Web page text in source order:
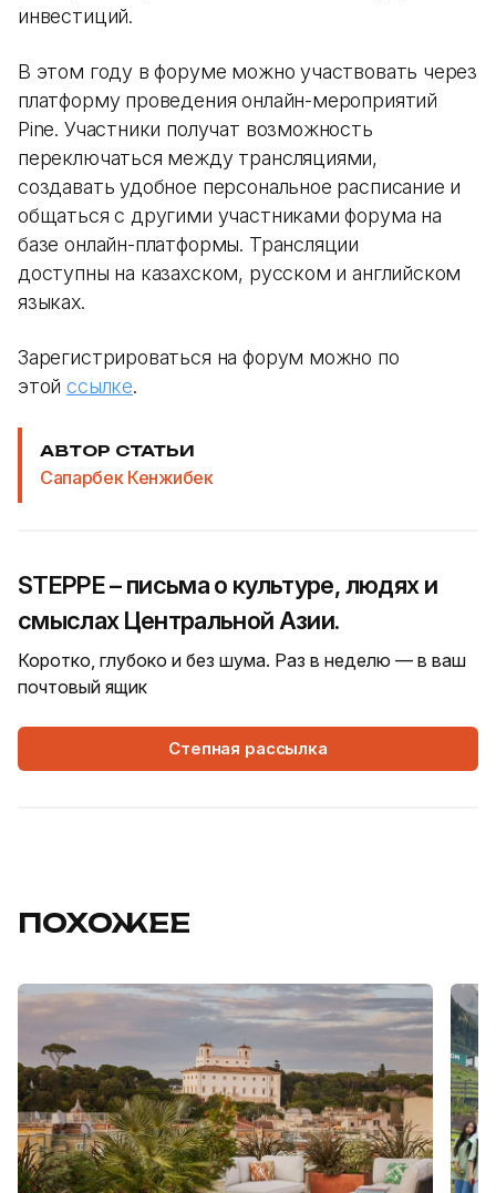
инвестиций.
В этом году в форуме можно участвовать через
платформу проведения онлайн-мероприятий
Pine. Участники получат возможность
переключаться между трансляциями,
создавать удобное персональное расписание и
общаться с другими участниками форума на
базе онлайн-платформы. Трансляции
доступны на казахском, русском и английском
языках.
Зарегистрироваться на форум можно по
этойссылке.
АВТОР СТАТЬИ
Сапарбек Кенжибек
STEPPE – письма о культуре, людях и
смыслах Центральной Азии.
Коротко, глубоко и без шума. Раз в неделю — в ваш
почтовый ящик
Степная рассылка
ПОХОЖЕЕ